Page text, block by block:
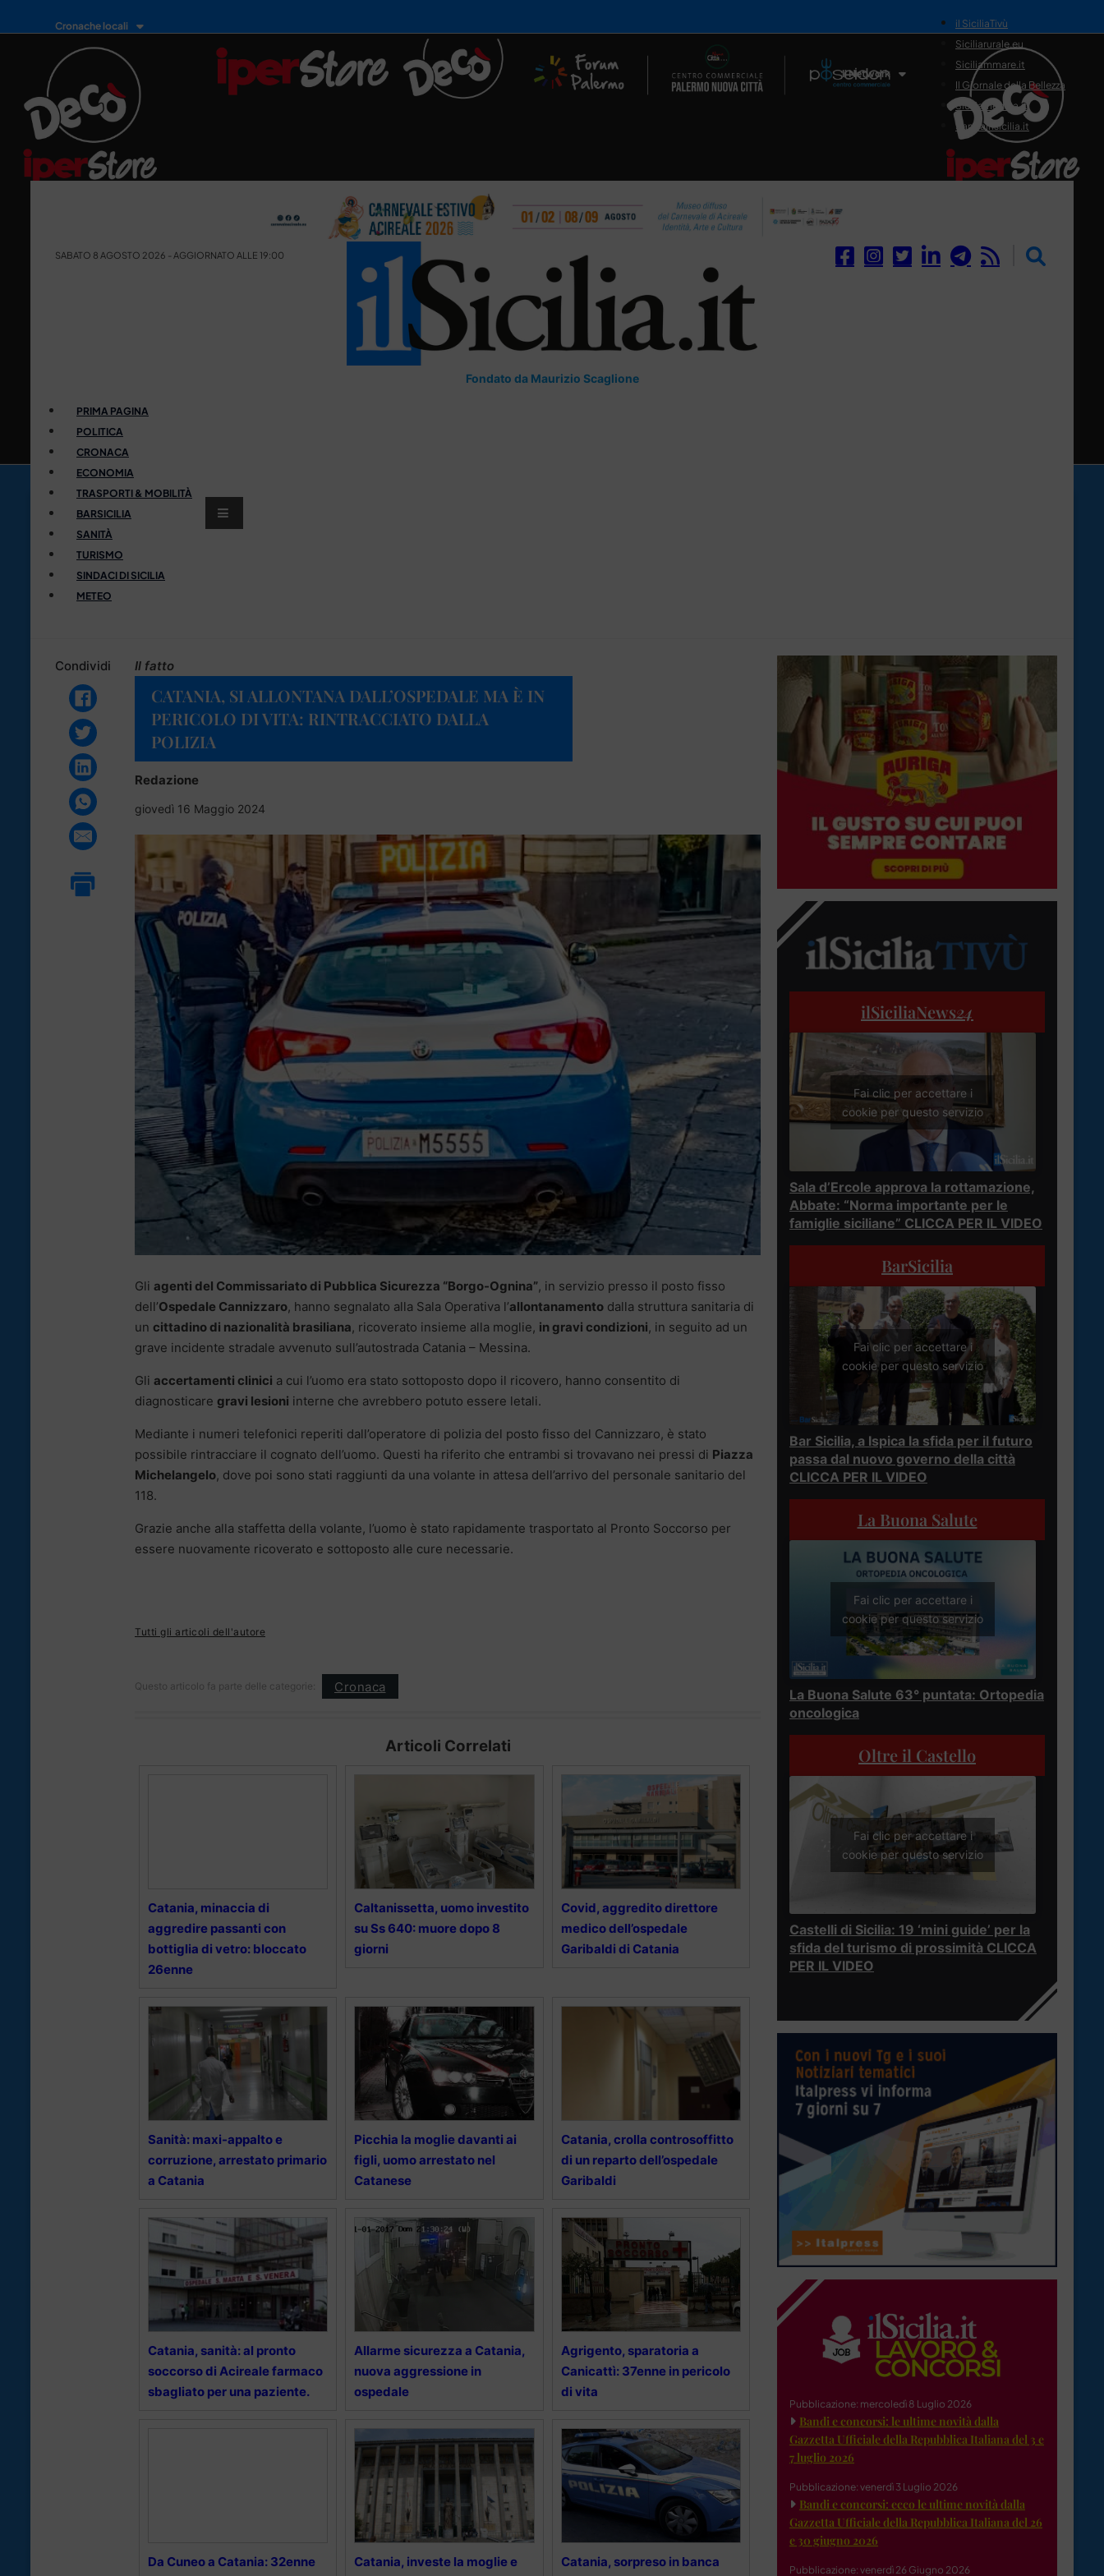
Cronache locali
Il Network
il SiciliaTivù
Siciliarurale.eu
Siciliammare.it
Il Giornale della Bellezza
Siciliamedica.it
Sanitainsicilia.it
SABATO 8 AGOSTO 2026 - AGGIORNATO ALLE 19:00
Fondato da Maurizio Scaglione
PRIMA PAGINA
POLITICA
CRONACA
ECONOMIA
TRASPORTI & MOBILITÀ
BARSICILIA
SANITÀ
TURISMO
SINDACI DI SICILIA
METEO
Condividi Il fatto
CATANIA, SI ALLONTANA DALL’OSPEDALE MA È IN
PERICOLO DI VITA: RINTRACCIATO DALLA
POLIZIA
Redazione
giovedì 16 Maggio 2024
Gli agenti del Commissariato di Pubblica Sicurezza “Borgo-Ognina”, in servizio presso il posto fisso
dell’Ospedale Cannizzaro, hanno segnalato alla Sala Operativa l’allontanamento dalla struttura sanitaria di
un cittadino di nazionalità brasiliana, ricoverato insieme alla moglie, in gravi condizioni, in seguito ad un
grave incidente stradale avvenuto sull’autostrada Catania – Messina.
Gli accertamenti clinici a cui l’uomo era stato sottoposto dopo il ricovero, hanno consentito di
diagnosticare gravi lesioni interne che avrebbero potuto essere letali.
Mediante i numeri telefonici reperiti dall’operatore di polizia del posto fisso del Cannizzaro, è stato
possibile rintracciare il cognato dell’uomo. Questi ha riferito che entrambi si trovavano nei pressi di Piazza
Michelangelo, dove poi sono stati raggiunti da una volante in attesa dell’arrivo del personale sanitario del
118.
Grazie anche alla staffetta della volante, l’uomo è stato rapidamente trasportato al Pronto Soccorso per
essere nuovamente ricoverato e sottoposto alle cure necessarie.
Tutti gli articoli dell'autore
Questo articolo fa parte delle categorie: Cronaca
Articoli Correlati
Catania, minaccia di
aggredire passanti con
bottiglia di vetro: bloccato
26enne
Caltanissetta, uomo investito
su Ss 640: muore dopo 8
giorni
Covid, aggredito direttore
medico dell’ospedale
Garibaldi di Catania
Sanità: maxi-appalto e
corruzione, arrestato primario
a Catania
Picchia la moglie davanti ai
figli, uomo arrestato nel
Catanese
Catania, crolla controsoffitto
di un reparto dell’ospedale
Garibaldi
Catania, sanità: al pronto
soccorso di Acireale farmaco
sbagliato per una paziente.
Allarme sicurezza a Catania,
nuova aggressione in
ospedale
Agrigento, sparatoria a
Canicattì: 37enne in pericolo
di vita
Da Cuneo a Catania: 32enne
Catania, investe la moglie e
Catania, sorpreso in banca
ilSiciliaNews24
Fai clic per accettare i
cookie per questo servizio
Sala d’Ercole approva la rottamazione,
Abbate: “Norma importante per le
famiglie siciliane” CLICCA PER IL VIDEO
BarSicilia
Fai clic per accettare i
cookie per questo servizio
Bar Sicilia, a Ispica la sfida per il futuro
passa dal nuovo governo della città
CLICCA PER IL VIDEO
La Buona Salute
Fai clic per accettare i
cookie per questo servizio
La Buona Salute 63° puntata: Ortopedia
oncologica
Oltre il Castello
Fai clic per accettare i
cookie per questo servizio
Castelli di Sicilia: 19 ‘mini guide’ per la
sfida del turismo di prossimità CLICCA
PER IL VIDEO
Pubblicazione: mercoledì 8 Luglio 2026
Bandi e concorsi: le ultime novità dalla
Gazzetta Ufficiale della Repubblica Italiana del 3 e
7 luglio 2026
Pubblicazione: venerdì 3 Luglio 2026
Bandi e concorsi: ecco le ultime novità dalla
Gazzetta Ufficiale della Repubblica Italiana del 26
e 30 giugno 2026
Pubblicazione: venerdì 26 Giugno 2026